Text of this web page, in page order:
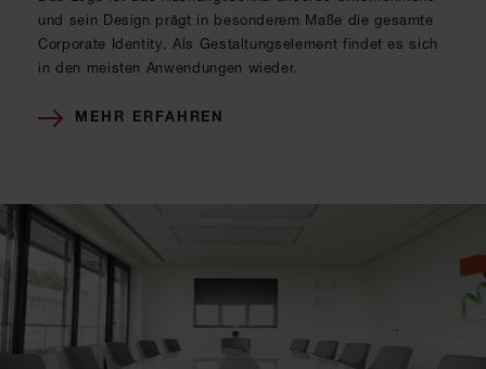
und sein Design prägt in besonderem Maße die gesamte
Corporate Identity. Als Gestaltungselement findet es sich
in den meisten Anwendungen wieder.
MEHR ERFAHREN